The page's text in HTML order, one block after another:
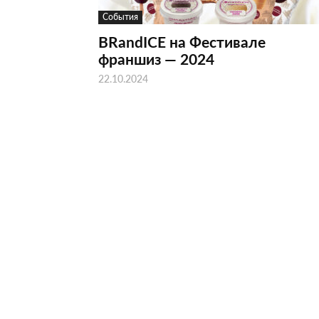
События
BRandICE на Фестивале
франшиз — 2024
22.10.2024